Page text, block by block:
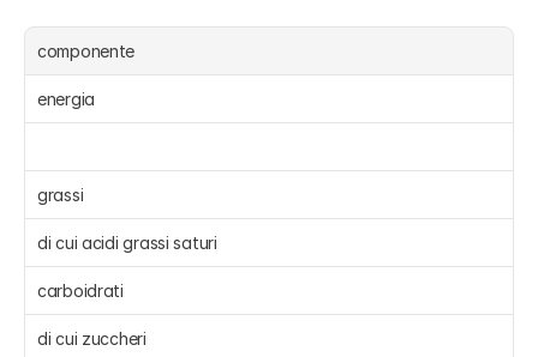
componente
energia
grassi
di cui acidi grassi saturi
carboidrati
di cui zuccheri